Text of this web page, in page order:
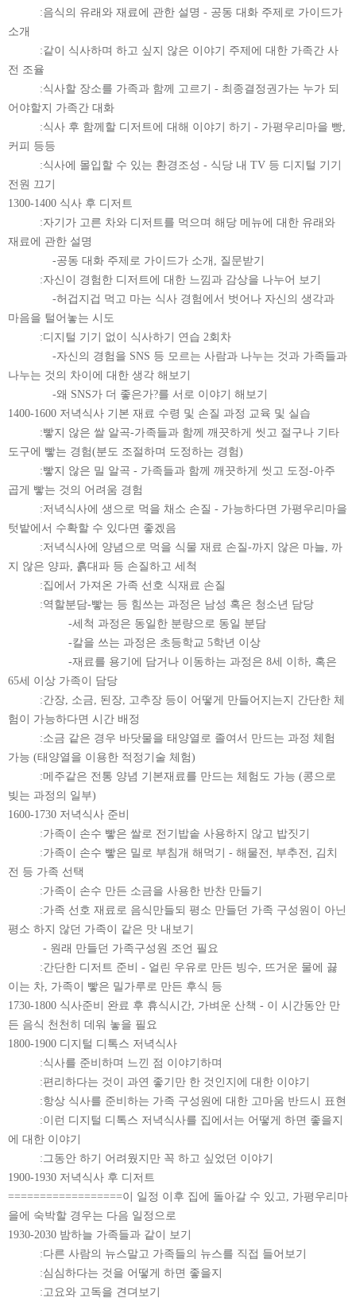
:음식의 유래와 재료에 관한 설명 - 공동 대화 주제로 가이드가
소개
:같이 식사하며 하고 싶지 않은 이야기 주제에 대한 가족간 사
전 조율
:식사할 장소를 가족과 함께 고르기 - 최종결정권가는 누가 되
어야할지 가족간 대화
:식사 후 함께할 디저트에 대해 이야기 하기 - 가평우리마을 빵,
커피 등등
:식사에 몰입할 수 있는 환경조성 - 식당 내 TV 등 디지털 기기
전원 끄기
1300-1400 식사 후 디저트
:자기가 고른 차와 디저트를 먹으며 해당 메뉴에 대한 유래와
재료에 관한 설명
-공동 대화 주제로 가이드가 소개, 질문받기
:자신이 경험한 디저트에 대한 느낌과 감상을 나누어 보기
-허겁지겁 먹고 마는 식사 경험에서 벗어나 자신의 생각과
마음을 털어놓는 시도
:디지털 기기 없이 식사하기 연습 2회차
-자신의 경험을 SNS 등 모르는 사람과 나누는 것과 가족들과
나누는 것의 차이에 대한 생각 해보기
-왜 SNS가 더 좋은가?를 서로 이야기 해보기
1400-1600 저녁식사 기본 재료 수령 및 손질 과정 교육 및 실습
:빻지 않은 쌀 알곡-가족들과 함께 깨끗하게 씻고 절구나 기타
도구에 빻는 경험(분도 조절하며 도정하는 경험)
:빻지 않은 밀 알곡 - 가족들과 함께 깨끗하게 씻고 도정-아주
곱게 빻는 것의 어려움 경험
:저녁식사에 생으로 먹을 채소 손질 - 가능하다면 가평우리마을
텃밭에서 수확할 수 있다면 좋겠음
:저녁식사에 양념으로 먹을 식물 재료 손질-까지 않은 마늘, 까
지 않은 양파, 흙대파 등 손질하고 세척
:집에서 가져온 가족 선호 식재료 손질
:역할분담-빻는 등 힘쓰는 과정은 남성 혹은 청소년 담당
-세척 과정은 동일한 분량으로 동일 분담
-칼을 쓰는 과정은 초등학교 5학년 이상
-재료를 용기에 담거나 이동하는 과정은 8세 이하, 혹은
65세 이상 가족이 담당
:간장, 소금, 된장, 고추장 등이 어떻게 만들어지는지 간단한 체
험이 가능하다면 시간 배정
:소금 같은 경우 바닷물을 태양열로 졸여서 만드는 과정 체험
가능 (태양열을 이용한 적정기술 체험)
:메주같은 전통 양념 기본재료를 만드는 체험도 가능 (콩으로
빚는 과정의 일부)
1600-1730 저녁식사 준비
:가족이 손수 빻은 쌀로 전기밥솥 사용하지 않고 밥짓기
:가족이 손수 빻은 밀로 부침개 해먹기 - 해물전, 부추전, 김치
전 등 가족 선택
:가족이 손수 만든 소금을 사용한 반찬 만들기
:가족 선호 재료로 음식만들되 평소 만들던 가족 구성원이 아닌
평소 하지 않던 가족이 같은 맛 내보기
- 원래 만들던 가족구성원 조언 필요
:간단한 디저트 준비 - 얼린 우유로 만든 빙수, 뜨거운 물에 끓
이는 차, 가족이 빻은 밀가루로 만든 후식 등
1730-1800 식사준비 완료 후 휴식시간, 가벼운 산책 - 이 시간동안 만
든 음식 천천히 데워 놓을 필요
1800-1900 디지털 디톡스 저녁식사
:식사를 준비하며 느낀 점 이야기하며
:편리하다는 것이 과연 좋기만 한 것인지에 대한 이야기
:항상 식사를 준비하는 가족 구성원에 대한 고마움 반드시 표현
:이런 디지털 디톡스 저녁식사를 집에서는 어떻게 하면 좋을지
에 대한 이야기
:그동안 하기 어려웠지만 꼭 하고 싶었던 이야기
1900-1930 저녁식사 후 디저트
==================이 일정 이후 집에 돌아갈 수 있고, 가평우리마
을에 숙박할 경우는 다음 일정으로
1930-2030 밤하늘 가족들과 같이 보기
:다른 사람의 뉴스말고 가족들의 뉴스를 직접 들어보기
:심심하다는 것을 어떻게 하면 좋을지
:고요와 고독을 견뎌보기